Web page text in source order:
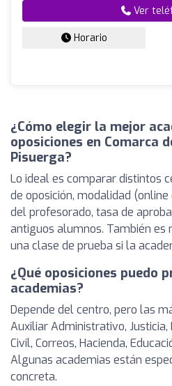
Ver
Horario
¿Cómo elegir la mejor
oposiciones en Comarca
Pisuerga?
Lo ideal es comparar distintos
de oposición, modalidad
del profesorado, tasa de
antiguos alumnos. También es
una clase de prueba si la
¿Qué oposiciones puedo
academias?
Depende del centro, pero las
Auxiliar Administrativo, Justicia,
Civil, Correos, Hacienda,
Algunas academias están
concreta.